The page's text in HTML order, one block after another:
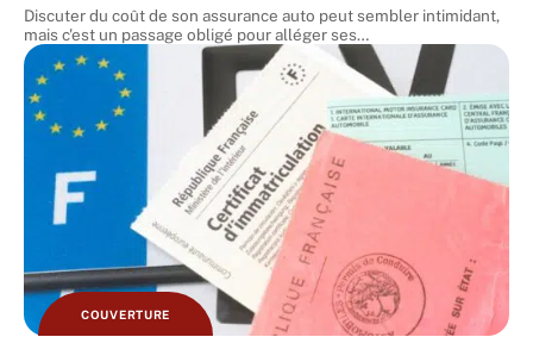
Discuter du coût de son assurance auto peut sembler intimidant,
mais c'est un passage obligé pour alléger ses…
COUVERTURE